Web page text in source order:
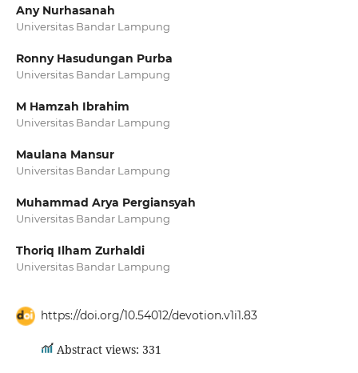
Any Nurhasanah
Universitas Bandar Lampung
Ronny Hasudungan Purba
Universitas Bandar Lampung
M Hamzah Ibrahim
Universitas Bandar Lampung
Maulana Mansur
Universitas Bandar Lampung
Muhammad Arya Pergiansyah
Universitas Bandar Lampung
Thoriq Ilham Zurhaldi
Universitas Bandar Lampung
https://doi.org/10.54012/devotion.v1i1.83
Abstract views: 331